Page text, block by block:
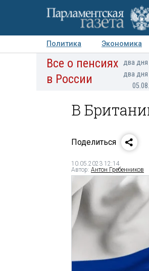
Политика Экономика
Авторы Персоны
Все о пенсиях
в России
два дня
два дня
В
Поделиться
10.05.2023 12:14
Автор: Антон Гребенников